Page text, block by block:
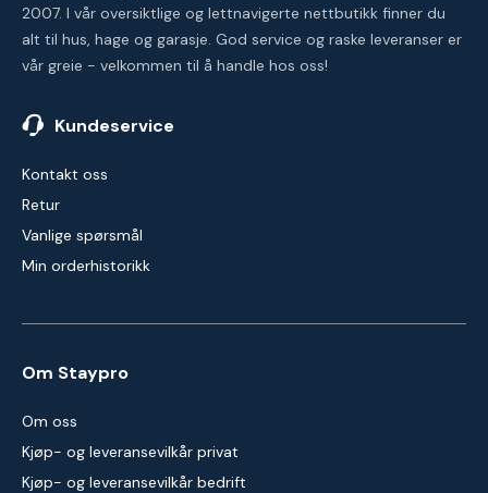
2007. I vår oversiktlige og lettnavigerte nettbutikk finner du
alt til hus, hage og garasje. God service og raske leveranser er
vår greie - velkommen til å handle hos oss!
Kundeservice
Kontakt oss
Retur
Vanlige spørsmål
Min orderhistorikk
Om Staypro
Om oss
Kjøp- og leveransevilkår privat
Kjøp- og leveransevilkår bedrift